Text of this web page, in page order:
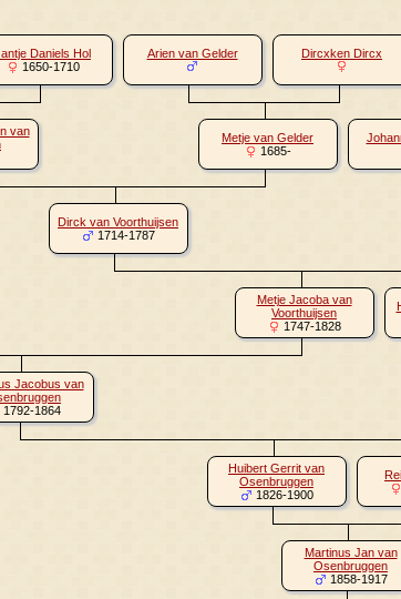
Daniels Hol
1650-1710
Arien van Gelder Dircxken Dircx
van
Metje van Gelder
1685-
Dirck van Voorthuijsen
1714-1787
Metje Jacoba van
Voorthuijsen
1747-1828
Jacobus van
1792-1864
Huibert Gerrit van
Osenbruggen
1826-1900
Martinus Jan van
Osenbruggen
1858-1917